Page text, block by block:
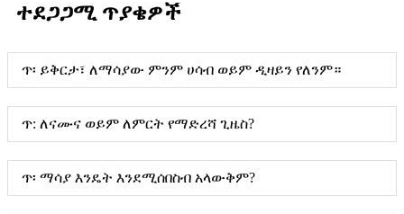
ተደጋጋሚ ጥያቄዎች
ጥ፡ ይቅርታ፣ ለማሳያው ምንም ሀሳብ ወይም ዲዛይን የለንም።
ጥ: ለናሙና ወይም ለምርት የማድረሻ ጊዜስ?
ጥ፡ ማሳያ እንዴት እንደሚሰበስብ አላውቅም?